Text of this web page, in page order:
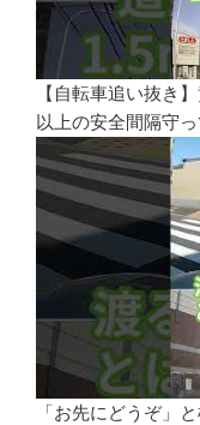
【自転車追い抜き
以上の安全間隔守
「お先にどうぞ」